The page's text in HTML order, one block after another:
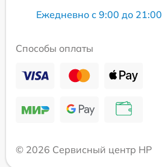
Ежедневно с 9:00 до 21:00
Способы оплаты
© 2026 Сервисный центр HP